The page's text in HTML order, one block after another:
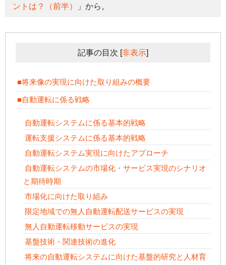
ントは？（前半）
」から。
記事の目次 [非表示]
■将来像の実現に向けた取り組みの概要
■自動運転に係る戦略
自動運転システムに係る基本的戦略
運転支援システムに係る基本的戦略
自動運転システム実現に向けたアプローチ
自動運転システムの市場化・サービス実現のシナリオ
と期待時期
市場化に向けた取り組み
限定地域での無人自動運転配送サービスの実現
無人自動運転移動サービスの実現
基盤技術・関連技術の進化
将来の自動運転システムに向けた基盤的研究と人材育